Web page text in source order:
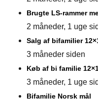
Brugte LS-rammer
2 måneder, 1 uge
Salg af bifamilier
3 måneder siden
Køb af bi familie
3 måneder, 1 uge
Bifamilie Norsk mål